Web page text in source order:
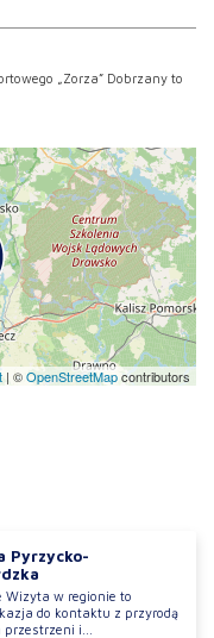
„Zorza” Dobrzany to
| ©OpenStreetMapcontributors
Pyrzycko-
Wizyta w regionie to
do kontaktu z przyrodą
i...